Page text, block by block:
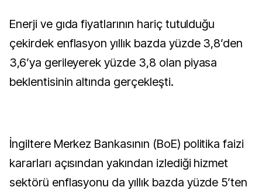
Enerji ve gıda fiyatlarının hariç tutulduğu
çekirdek enflasyon yıllık bazda yüzde 3,8’den
3,6’ya gerileyerek yüzde 3,8 olan piyasa
beklentisinin altında gerçekleşti.
İngiltere Merkez Bankasının (BoE) politika faizi
kararları açısından yakından izlediği hizmet
sektörü enflasyonu da yıllık bazda yüzde 5’ten